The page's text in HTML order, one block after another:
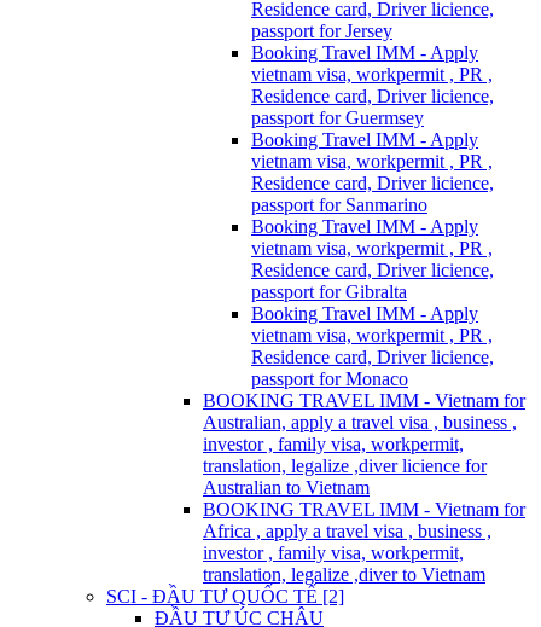
Residence card, Driver licience,
passport for Jersey
Booking Travel IMM - Apply
vietnam visa, workpermit , PR ,
Residence card, Driver licience,
passport for Guermsey
Booking Travel IMM - Apply
vietnam visa, workpermit , PR ,
Residence card, Driver licience,
passport for Sanmarino
Booking Travel IMM - Apply
vietnam visa, workpermit , PR ,
Residence card, Driver licience,
passport for Gibralta
Booking Travel IMM - Apply
vietnam visa, workpermit , PR ,
Residence card, Driver licience,
passport for Monaco
BOOKING TRAVEL IMM - Vietnam for
Australian, apply a travel visa , business ,
investor , family visa, workpermit,
translation, legalize ,diver licience for
Australian to Vietnam
BOOKING TRAVEL IMM - Vietnam for
Africa , apply a travel visa , business ,
investor , family visa, workpermit,
translation, legalize ,diver to Vietnam
SCI - ĐẦU TƯ QUỐC TẾ [2]
ĐẦU TƯ ÚC CHÂU